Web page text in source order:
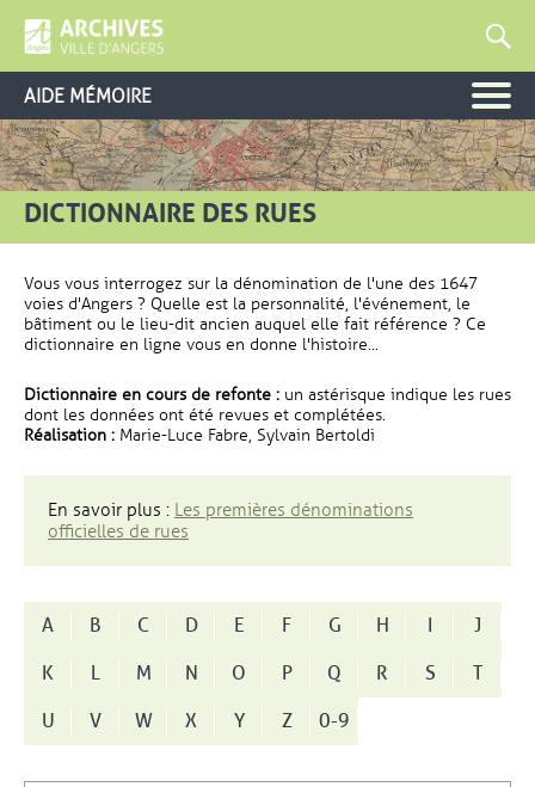
AIDE MÉMOIRE
DICTIONNAIRE DES RUES
Vous vous interrogez sur la dénomination de l'une des 1647
voies d'Angers ? Quelle est la personnalité, l'événement, le
bâtiment ou le lieu-dit ancien auquel elle fait référence ? Ce
dictionnaire en ligne vous en donne l'histoire...
Dictionnaire en cours de refonte : un astérisque indique les rues
dont les données ont été revues et complétées.
Réalisation : Marie-Luce Fabre, Sylvain Bertoldi
En savoir plus : Les premières dénominations
officielles de rues
A B C D E F G H I
J
K
L M N O P Q R S
T
U
V W X Y Z 0-9